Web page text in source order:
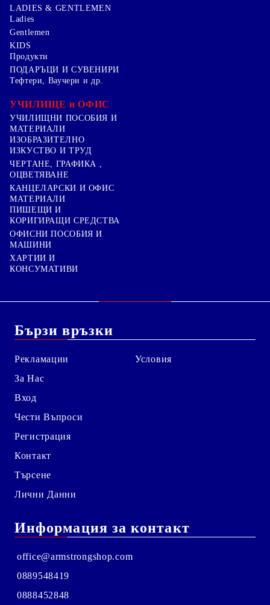
LADIES & GENTLEMEN
Ladies
Gentlemen
KIDS
Продукти
ПОДАРЪЦИ И СУВЕНИРИ
Тефтери, Ваучери и др.
УЧИЛИЩЕ и ОФИС
УЧИЛИЩНИ ПОСОБИЯ И
МАТЕРИАЛИ
ИЗОБРАЗИТЕЛНО
ИЗКУСТВО И ТРУД
ЧЕРТАНЕ, ГРАФИКА ,
ОЦВЕТЯВАНЕ
КАНЦЕЛАРСКИ И ОФИС
МАТЕРИАЛИ
ПИШЕЩИ И
КОРИГИРАЩИ СРЕДСТВА
ОФИСНИ ПОСОБИЯ И
МАШИНИ
ХАРТИИ И
КОНСУМАТИВИ
Бързи връзки
Рекламации
За Нас
Вход
Чести Въпроси
Регистрация
Контакт
Търсене
Лични Данни
Условия
Информация за контакт
office@armstrongshop.com
0889548419
0888452848